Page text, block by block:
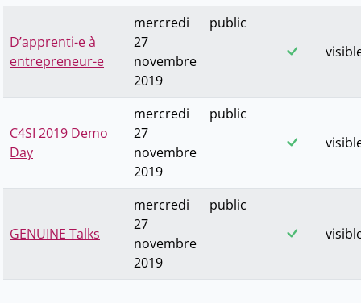
D’apprenti-e à
entrepreneur-e
mercredi
27
novembre
2019
public
C4SI 2019 Demo
Day
mercredi
27
novembre
2019
public
GENUINE Talks
mercredi
27
novembre
2019
public